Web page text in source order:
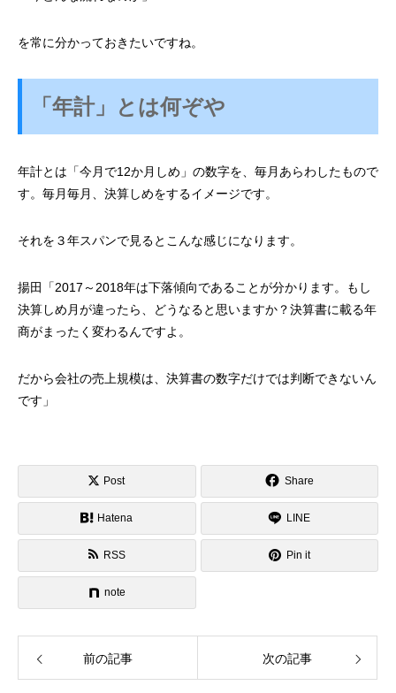
を常に分かっておきたいですね。
「年計」とは何ぞや
年計とは「今月で12か月しめ」の数字を、毎月あらわしたもので
す。 毎月毎月、決算しめをするイメージです。
それを３年スパンで見ると こんな感じになります。
揚田「2017～2018年は下落傾向であることが分かります。
もし
決算しめ月が違ったら、どうなると思いますか？決算書に載る年
商がまったく変わるんですよ。
だから会社の売上規模は、 決算書の数字だけでは判断できないん
です」
Post Share
Hatena LINE
RSS Pin it
note
前の記事 次の記事